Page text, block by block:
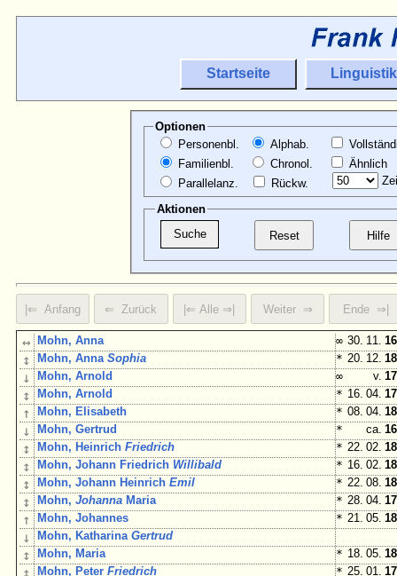
Startseite Linguistik
Optionen
Personenbl.
Familienbl.
Parallelanz.
Alphab.
Chronol.
Rückw.
Ähnlich
Aktionen
↔ Mohn, Anna ∞ 30. 11.
↕ Mohn, AnnaSophia * 20. 12.
↓ Mohn, Arnold ∞ v.
↕ Mohn, Arnold * 16. 04.
↑ Mohn, Elisabeth * 08. 04.
↓ Mohn, Gertrud * ca.
↕ Mohn, HeinrichFriedrich * 22. 02.
↕ Mohn, Johann Friedrich Willibald * 16. 02.
↕ Mohn, Johann HeinrichEmil * 22. 08.
↕ Mohn,Johanna Maria * 28. 04.
↑ Mohn, Johannes * 21. 05.
↓ Mohn, KatharinaGertrud
↕ Mohn, Maria * 18. 05.
Mohn, PeterFriedrich * 25. 01.